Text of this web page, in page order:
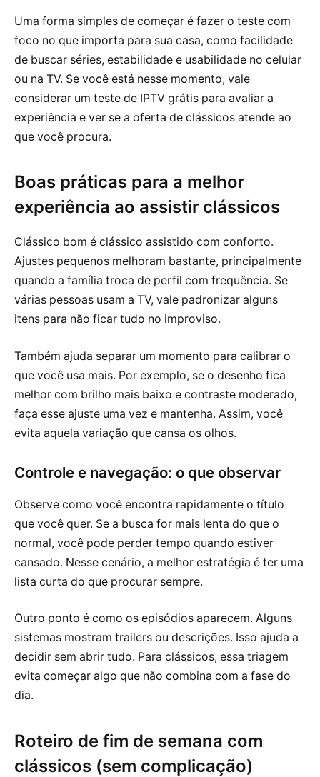
Uma forma simples de começar é fazer o teste com
foco no que importa para sua casa, como facilidade
de buscar séries, estabilidade e usabilidade no celular
ou na TV. Se você está nesse momento, vale
considerar um teste de IPTV grátis para avaliar a
experiência e ver se a oferta de clássicos atende ao
que você procura.
Boas práticas para a melhor
experiência ao assistir clássicos
Clássico bom é clássico assistido com conforto.
Ajustes pequenos melhoram bastante, principalmente
quando a família troca de perfil com frequência. Se
várias pessoas usam a TV, vale padronizar alguns
itens para não ficar tudo no improviso.
Também ajuda separar um momento para calibrar o
que você usa mais. Por exemplo, se o desenho fica
melhor com brilho mais baixo e contraste moderado,
faça esse ajuste uma vez e mantenha. Assim, você
evita aquela variação que cansa os olhos.
Controle e navegação: o que observar
Observe como você encontra rapidamente o título
que você quer. Se a busca for mais lenta do que o
normal, você pode perder tempo quando estiver
cansado. Nesse cenário, a melhor estratégia é ter uma
lista curta do que procurar sempre.
Outro ponto é como os episódios aparecem. Alguns
sistemas mostram trailers ou descrições. Isso ajuda a
decidir sem abrir tudo. Para clássicos, essa triagem
evita começar algo que não combina com a fase do
dia.
Roteiro de fim de semana com
clássicos (sem complicação)